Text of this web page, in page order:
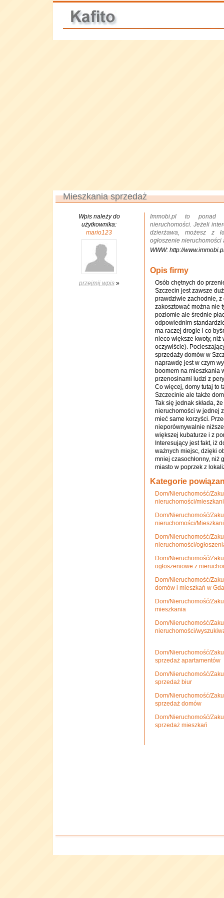
Mieszkania sprzedaż
Wpis należy do
użytkownika:
mario123
przejmij wpis»
Immobi.pl to ponad
nieruchomości. Jeżeli
dzierżawa, możesz z
ogłoszenie
WWW: http://
Opis firmy
Osób chętnych do
Szczecin jest zawsze
prawdziwie zachodnie,
zakosztować można nie
poziomie ale średnie
odpowiednim
ma raczej drogie i co
nieco większe kwoty, niż
oczywiście).
sprzedaży domów w
naprawdę jest w czym
boomem na mieszkania
przenosinami ludzi z
Co więcej, domy tutaj to
Szczecinie ale także
Tak się jednak składa,
nieruchomości w jednej
mieć same korzyści.
nieporównywalnie
większej kubaturze i z
Interesujący jest fakt, iż
ważnych miejsc, dzięki
mniej czasochłonny, niż
miasto w poprzek z
Kategorie
Dom/Nieruchomość/
nieruchomości/
Dom/Nieruchomość/
nieruchomości/
Dom/Nieruchomość/
nieruchomości/
Dom/Nieruchomość/
ogłoszeniowe z
Dom/Nieruchomość/
domów i mieszkań w
Dom/Nieruchomość/
mieszkania
Dom/Nieruchomość/
nieruchomości/
Dom/Nieruchomość/
sprzedaż apartamentów
Dom/Nieruchomość/
sprzedaż biur
Dom/Nieruchomość/
sprzedaż domów
Dom/Nieruchomość/
sprzedaż mieszkań